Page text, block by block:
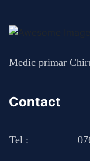
Medic primar
Contact
Tel :